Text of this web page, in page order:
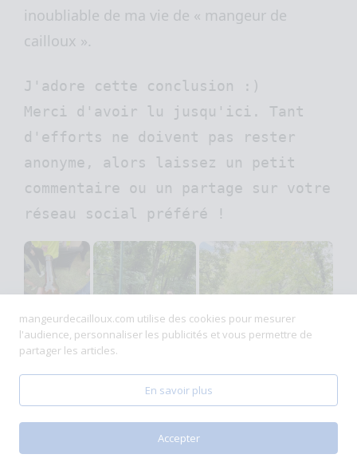
inoubliable de ma vie de « mangeur de
cailloux ».
J'adore cette conclusion :)
Merci d'avoir lu jusqu'ici. Tant
d'efforts ne doivent pas rester
anonyme, alors laissez un petit
commentaire ou un partage sur votre
réseau social préféré !
mangeurdecailloux.com utilise des cookies pour mesurer
l'audience, personnaliser les publicités et vous permettre de
partager les articles.
En savoir plus
Accepter